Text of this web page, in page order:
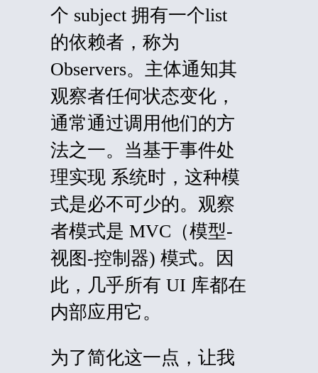
个 subject 拥有一个list
的依赖者，称为
Observers。主体通知其
观察者任何状态变化，
通常通过调用他们的方
法之一。当基于事件处
理实现 系统时，这种模
式是必不可少的。观察
者模式是 MVC （模型-
视图-控制器) 模式。因
此，几乎所有 UI 库都在
内部应用它。
为了简化这一点，让我